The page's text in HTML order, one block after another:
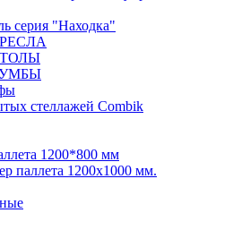
серия "Находка"
стеллажей Combik
1200*800 мм
паллета 1200х1000 мм.